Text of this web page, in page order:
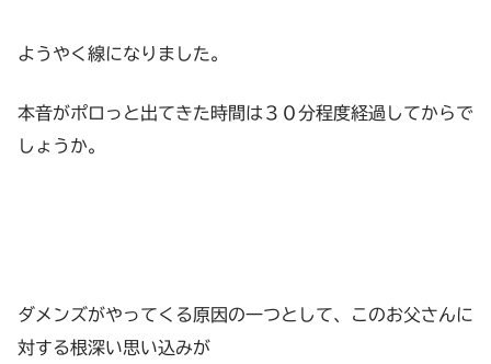
ようやく線になりました。
本音がポロっと出てきた時間は３０分程度経過してからで
しょうか。
ダメンズがやってくる原因の一つとして、このお父さんに
対する根深い思い込みが